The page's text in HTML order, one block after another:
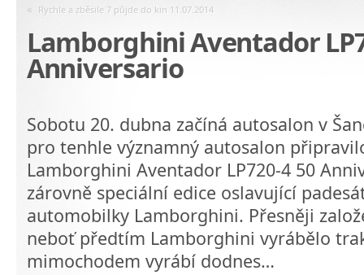
« Rychle a zběsile 7 půjde do kin 11.07.2014
Lamborghini Aventador
Anniversario
Sobotu 20. dubna začíná autosalon v
pro tenhle významný autosalon
Lamborghini Aventador LP720-4 50
zárovně speciální edice oslavující
automobilky Lamborghini. Přesněji
neboť předtím Lamborghini vyrábělo
mimochodem vyrábí dodnes…